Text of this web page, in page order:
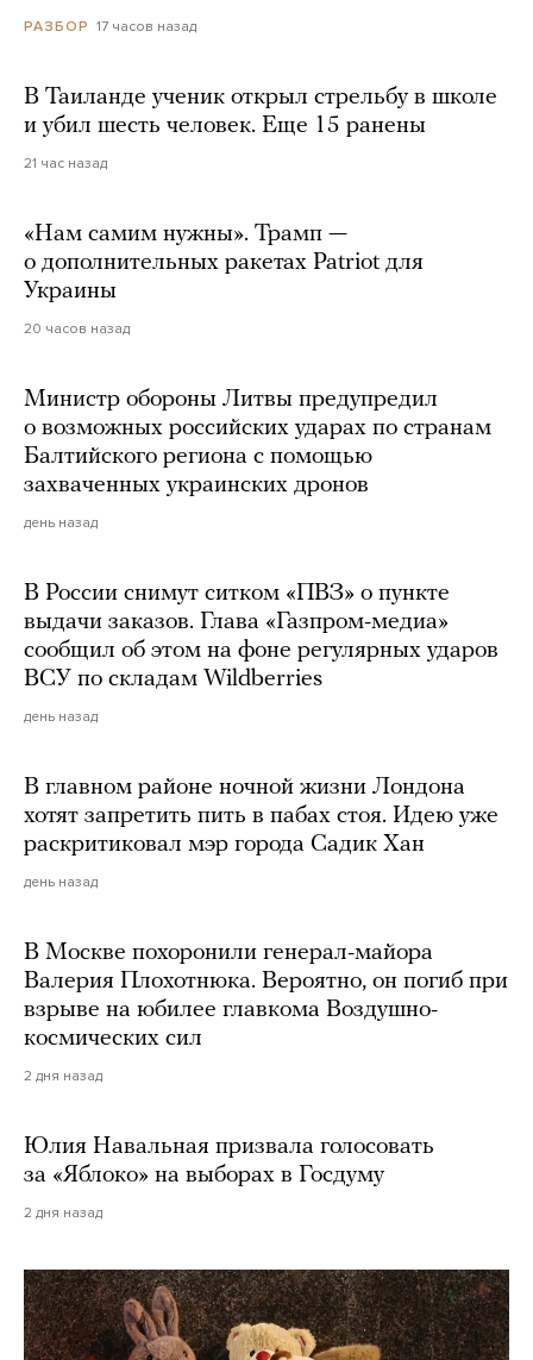
РАЗБОР 17 часов назад
В Таиланде ученик открыл стрельбу в школе
и убил шесть человек. Еще 15 ранены
21 час назад
«Нам самим нужны». Трамп —
о дополнительных ракетах Patriot для
Украины
20 часов назад
Министр обороны Литвы предупредил
о возможных российских ударах по странам
Балтийского региона с помощью
захваченных украинских дронов
день назад
В России снимут ситком «ПВЗ» о пункте
выдачи заказов. Глава «Газпром-медиа»
сообщил об этом на фоне регулярных ударов
ВСУ по складам Wildberries
день назад
В главном районе ночной жизни Лондона
хотят запретить пить в пабах стоя. Идею уже
раскритиковал мэр города Садик Хан
день назад
В Москве похоронили генерал-майора
Валерия Плохотнюка. Вероятно, он погиб при
взрыве на юбилее главкома Воздушно-
космических сил
2 дня назад
Юлия Навальная призвала голосовать
за «Яблоко» на выборах в Госдуму
2 дня назад